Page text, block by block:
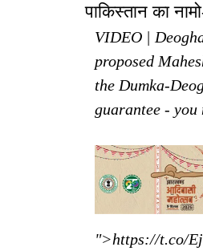
पाकिस्तान का
VIDEO |
proposed
the Dumka-
guarantee -
">https://t.co/